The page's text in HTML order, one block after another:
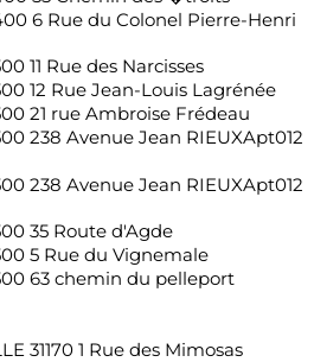
6 Rue du Colonel Pierre-Henri
11 Rue des Narcisses
12 Rue Jean-Louis Lagrénée
21 rue Ambroise Frédeau
238 Avenue Jean RIEUXApt012
238 Avenue Jean RIEUXApt012
35 Route d'Agde
5 Rue du Vignemale
63 chemin du pelleport
31170 1 Rue des Mimosas